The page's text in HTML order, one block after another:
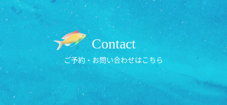
Contact
ご予約・お問い合わせはこちら